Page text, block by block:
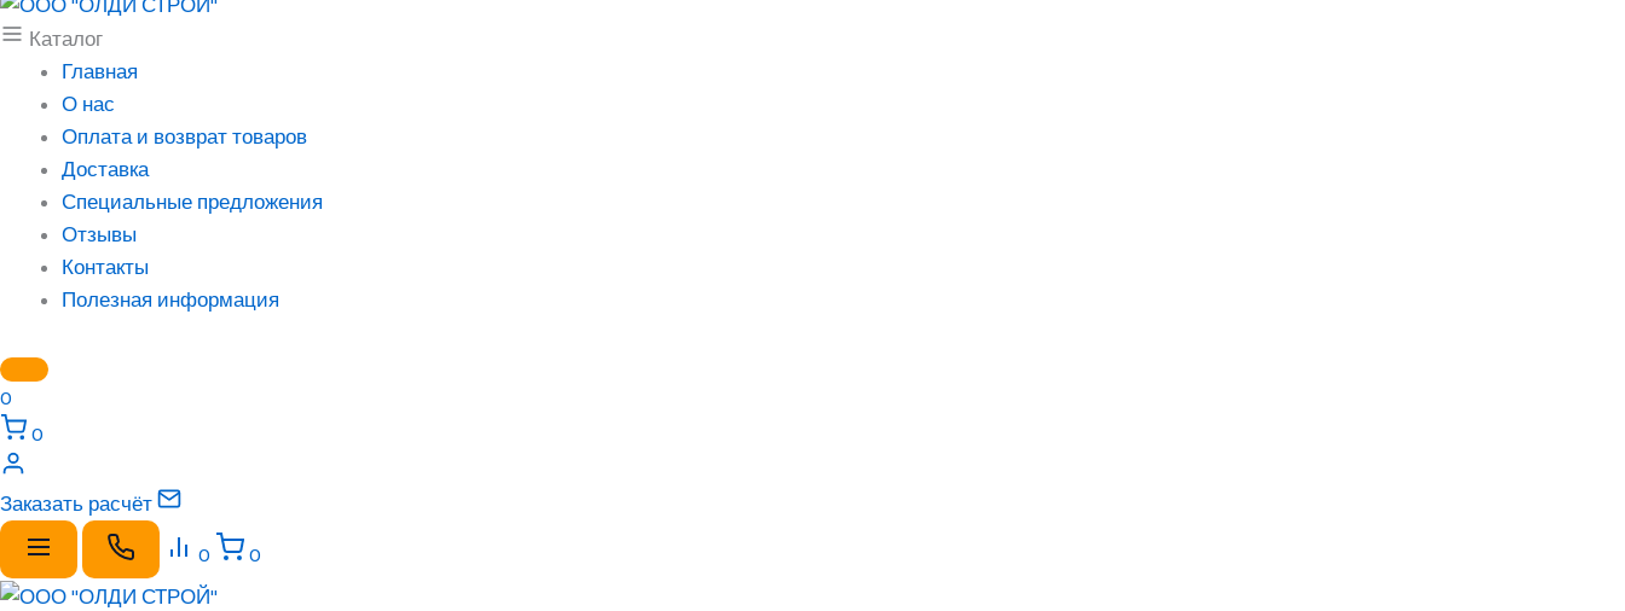
Каталог
Главная
О нас
Оплата и возврат товаров
Доставка
Специальные предложения
Отзывы
Контакты
Полезная информация
0
0
Заказать расчёт
0 0